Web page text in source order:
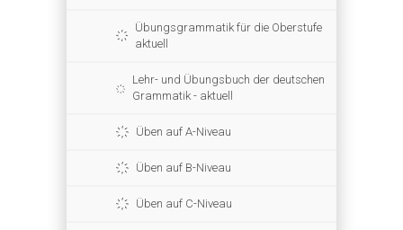
Übungsgrammatik für die Oberstufe
aktuell
Lehr- und Übungsbuch der deutschen
Grammatik - aktuell
Üben auf A-Niveau
Üben auf B-Niveau
Üben auf C-Niveau